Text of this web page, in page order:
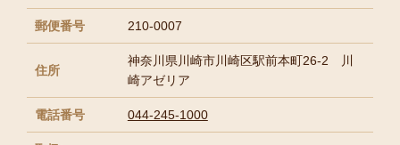
郵便番号 210-0007
住所
神奈川県川崎市川崎区駅前本町26-2 川
崎アゼリア
電話番号 044-245-1000